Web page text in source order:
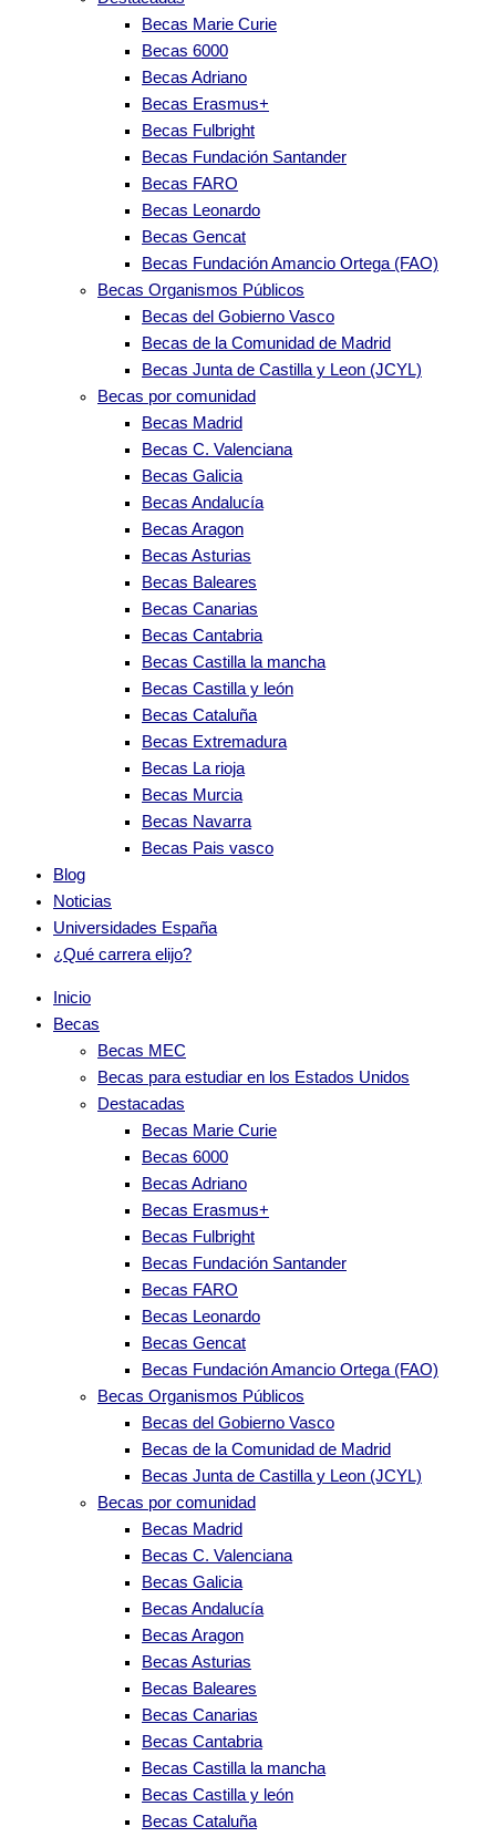
Becas Marie Curie
Becas 6000
Becas Adriano
Becas Erasmus+
Becas Fulbright
Becas Fundación Santander
Becas FARO
Becas Leonardo
Becas Gencat
Becas Fundación Amancio Ortega (FAO)
Becas Organismos Públicos
Becas del Gobierno Vasco
Becas de la Comunidad de Madrid
Becas Junta de Castilla y Leon (JCYL)
Becas por comunidad
Becas Madrid
Becas C. Valenciana
Becas Galicia
Becas Andalucía
Becas Aragon
Becas Asturias
Becas Baleares
Becas Canarias
Becas Cantabria
Becas Castilla la mancha
Becas Castilla y león
Becas Cataluña
Becas Extremadura
Becas La rioja
Becas Murcia
Becas Navarra
Becas Pais vasco
Blog
Noticias
Universidades España
¿Qué carrera elijo?
Inicio
Becas
Becas MEC
Becas para estudiar en los Estados Unidos
Destacadas
Becas Marie Curie
Becas 6000
Becas Adriano
Becas Erasmus+
Becas Fulbright
Becas Fundación Santander
Becas FARO
Becas Leonardo
Becas Gencat
Becas Fundación Amancio Ortega (FAO)
Becas Organismos Públicos
Becas del Gobierno Vasco
Becas de la Comunidad de Madrid
Becas Junta de Castilla y Leon (JCYL)
Becas por comunidad
Becas Madrid
Becas C. Valenciana
Becas Galicia
Becas Andalucía
Becas Aragon
Becas Asturias
Becas Baleares
Becas Canarias
Becas Cantabria
Becas Castilla la mancha
Becas Castilla y león
Becas Cataluña